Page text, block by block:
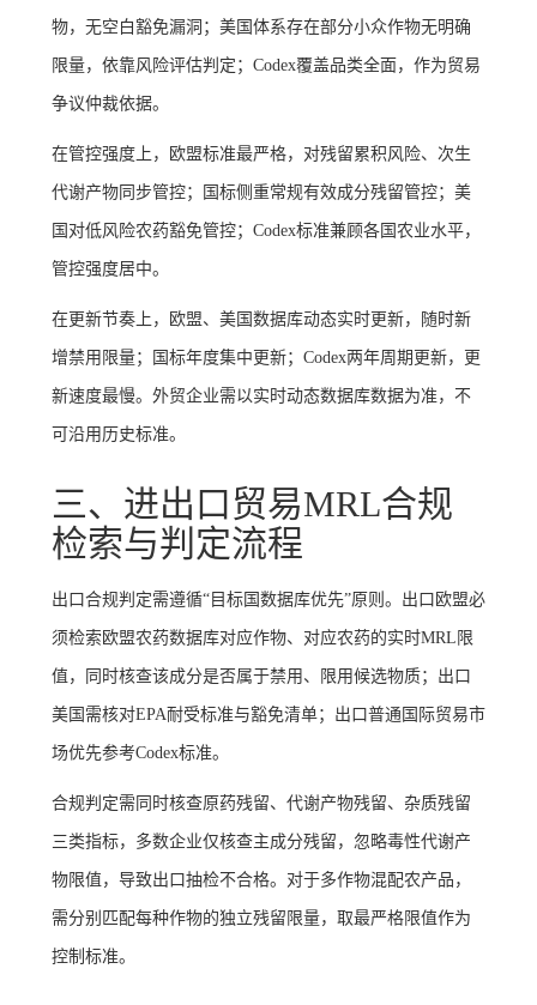
物，无空白豁免漏洞；美国体系存在部分小众作物无明确
限量，依靠风险评估判定；Codex覆盖品类全面，作为贸易
争议仲裁依据。
在管控强度上，欧盟标准最严格，对残留累积风险、次生
代谢产物同步管控；国标侧重常规有效成分残留管控；美
国对低风险农药豁免管控；Codex标准兼顾各国农业水平，
管控强度居中。
在更新节奏上，欧盟、美国数据库动态实时更新，随时新
增禁用限量；国标年度集中更新；Codex两年周期更新，更
新速度最慢。外贸企业需以实时动态数据库数据为准，不
可沿用历史标准。
三、进出口贸易MRL合规
检索与判定流程
出口合规判定需遵循“目标国数据库优先”原则。出口欧盟必
须检索欧盟农药数据库对应作物、对应农药的实时MRL限
值，同时核查该成分是否属于禁用、限用候选物质；出口
美国需核对EPA耐受标准与豁免清单；出口普通国际贸易市
场优先参考Codex标准。
合规判定需同时核查原药残留、代谢产物残留、杂质残留
三类指标，多数企业仅核查主成分残留，忽略毒性代谢产
物限值，导致出口抽检不合格。对于多作物混配农产品，
需分别匹配每种作物的独立残留限量，取最严格限值作为
控制标准。